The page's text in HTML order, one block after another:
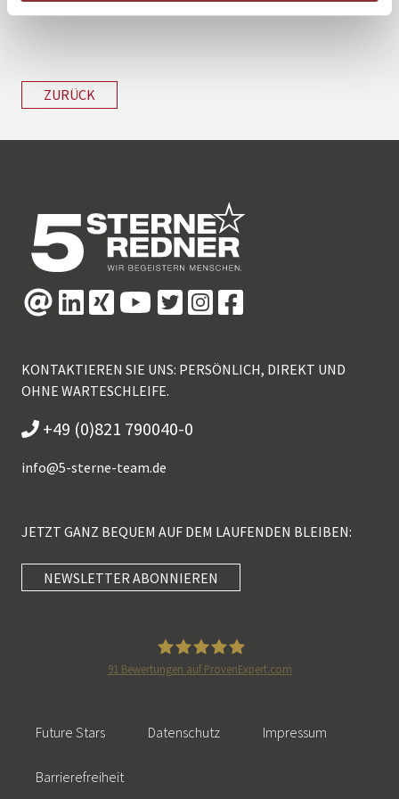
ZURÜCK
KONTAKTIEREN SIE UNS: PERSÖNLICH, DIREKT UND
OHNE WARTESCHLEIFE.
+49 (0)821 790040-0
info@5-sterne-team.de
JETZT GANZ BEQUEM AUF DEM LAUFENDEN BLEIBEN:
NEWSLETTER ABONNIEREN
91 Bewertungen auf ProvenExpert.com
Future Stars Datenschutz Impressum
Barrierefreiheit
SEHR GUT